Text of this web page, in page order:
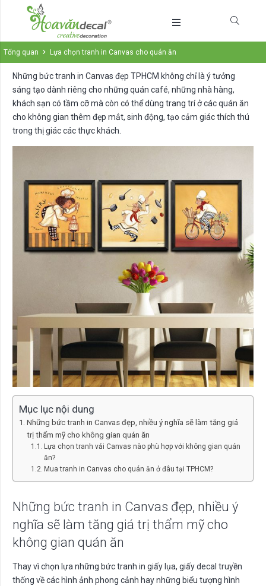
Tổng quan Lựa chọn tranh in Canvas cho quán ăn
Những bức tranh in Canvas đẹp TPHCM không chỉ là ý tưởng
sáng tạo dành riêng cho những quán café, những nhà hàng,
khách sạn có tầm cỡ mà còn có thể dùng trang trí ở các quán ăn
cho không gian thêm đẹp mắt, sinh động, tạo cảm giác thích thú
trong thị giác các thực khách.
Mục lục nội dung
Những bức tranh in Canvas đẹp, nhiều ý nghĩa sẽ làm tăng giá
trị thẩm mỹ cho không gian quán ăn
Lựa chọn tranh vải Canvas nào phù hợp với không gian quán
ăn?
Mua tranh in Canvas cho quán ăn ở đâu tại TPHCM?
Những bức tranh in Canvas đẹp, nhiều ý
nghĩa sẽ làm tăng giá trị thẩm mỹ cho
không gian quán ăn
Thay vì chọn lựa những bức tranh in giấy lụa, giấy decal truyền
thống về các hình ảnh phong cảnh hay những biểu tượng hình